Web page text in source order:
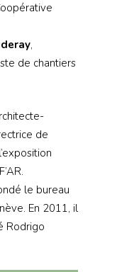
,
de chantiers
de
le bureau
En 2011, il
Rodrigo